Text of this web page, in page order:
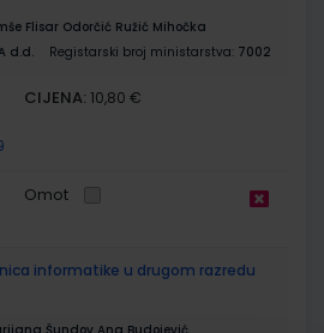
Flisar Odorčić Ružić Mihočka
d.d. Registarski broj ministarstva: 7002
CIJENA: 10,80 €
Omot
informatike u drugom razredu